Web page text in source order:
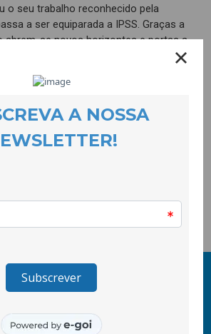
o seu trabalho reconhecido pela
a ser equiparada a IPSS. Graças a
abrem-se novos horizontes e portas a
social que ainda há dias foi
pelo seu trabalho no apoio a
o trabalho com migrantes, pessoas à
e jovens de contextos
uma equipa de 8 pessoas apenas, esta
e dinamismo que imprime às iniciativas